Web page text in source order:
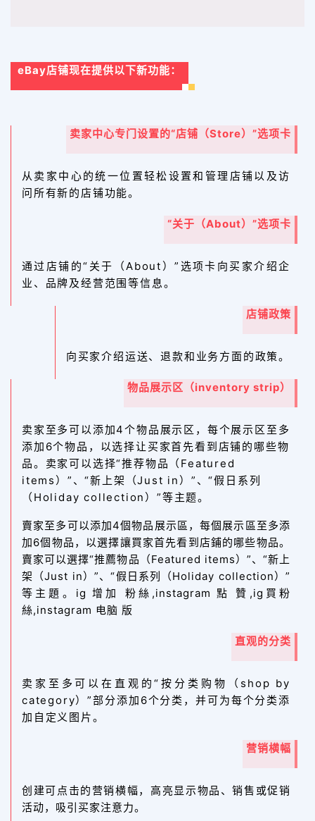
eBay店铺现在提供以下新功能：
卖家中心专门设置的“店铺（Store）”选项卡
从卖家中心的统一位置轻松设置和管理店铺以及访
问所有新的店铺功能。
“关于（About）”选项卡
通过店铺的“关于（About）”选项卡向买家介绍企
业、品牌及经营范围等信息。
店铺政策
向买家介绍运送、退款和业务方面的政策。
物品展示区（inventory strip）
卖家至多可以添加4个物品展示区，每个展示区至多
添加6个物品，以选择让买家首先看到店铺的哪些物
品。卖家可以选择“推荐物品（Featured
items）”、“新上架（Just in）”、“假日系列
（Holiday collection）”等主题。
賣家至多可以添加4個物品展示區，每個展示區至多添
加6個物品，以選擇讓買家首先看到店鋪的哪些物品。
賣家可以選擇“推薦物品（Featured items）”、“新上
架（Just in）”、“假日系列（Holiday collection）”
等主題。ig 增加 粉絲,instagram 點 贊,ig買粉
絲,instagram 电脑 版
直观的分类
卖家至多可以在直观的“按分类购物（shop by
category）”部分添加6个分类，并可为每个分类添
加自定义图片。
营销横幅
创建可点击的营销横幅，高亮显示物品、销售或促销
活动，吸引买家注意力。